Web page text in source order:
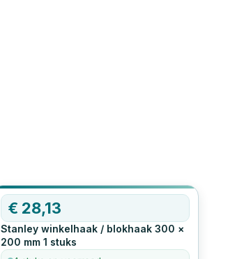
€ 28,13
Stanley winkelhaak / blokhaak 300 ×
200 mm 1 stuks